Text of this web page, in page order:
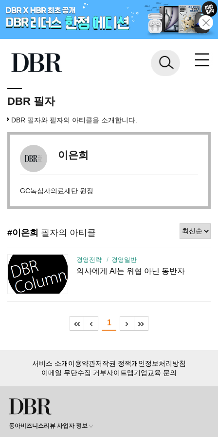
DBR 필자
DBR 필자와 필자의 아티클을 소개합니다.
이은희
GC녹십자의료재단 원장
#이은희 필자의 아티클
경영전략 경영일반
의사에게 AI는 위협 아닌 동반자
1
서비스 소개이용약관저작권 정책개인정보처리방침
이메일 무단수집 거부사이트맵기업교육 문의
동아비즈니스리뷰 사업자 정보